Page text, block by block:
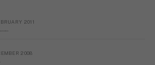
2011
2008